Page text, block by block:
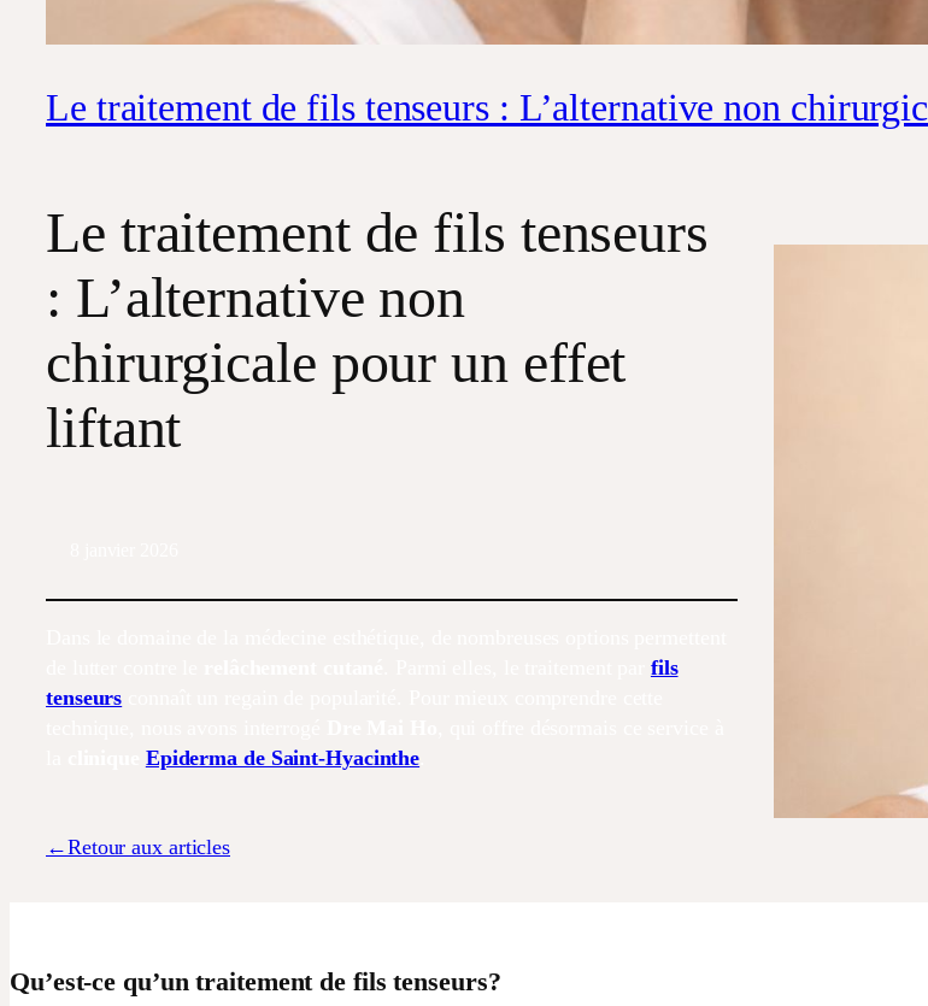
Le traitement de fils tenseurs : L’alternative non
Le traitement de fils tenseurs
: L’alternative non
chirurgicale pour un effet
liftant
fils
tenseurs
Epiderma de Saint-Hyacinthe
←Retour aux articles
Qu’est-ce qu’un traitement de fils tenseurs?